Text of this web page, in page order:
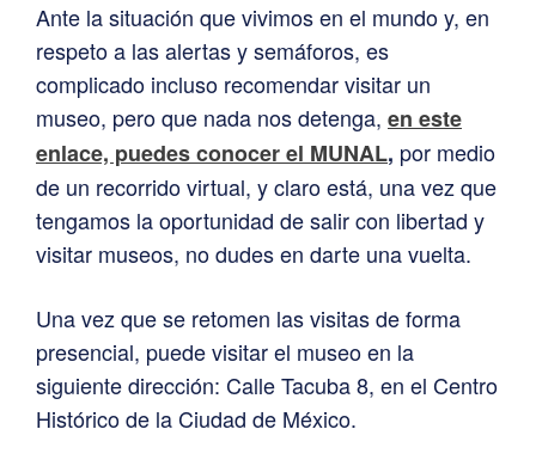
Ante la situación que vivimos en el mundo y, en
respeto a las alertas y semáforos, es
complicado incluso recomendar visitar un
museo, pero que nada nos detenga, en este
enlace, puedes conocer el MUNAL, por medio
de un recorrido virtual, y claro está, una vez que
tengamos la oportunidad de salir con libertad y
visitar museos, no dudes en darte una vuelta.
Una vez que se retomen las visitas de forma
presencial, puede visitar el museo en la
siguiente dirección: Calle Tacuba 8, en el Centro
Histórico de la Ciudad de México.